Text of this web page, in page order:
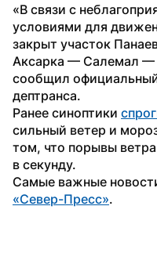
«В связи с
условиями для
закрыт участок
Аксарка — Салемал
сообщил
дептранса.
Ранее синоптики
сильный ветер и
том, что порывы
в секунду.
«Север-Пресс».